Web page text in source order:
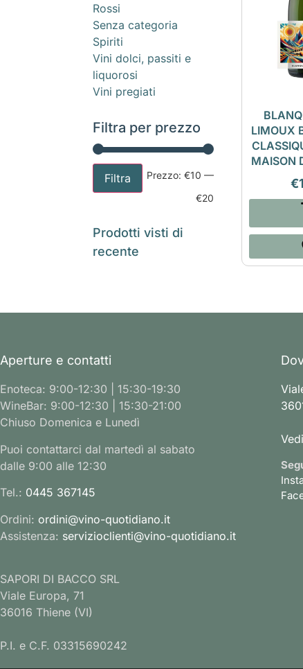
Rossi
Senza categoria
Spiriti
Vini dolci, passiti e
liquorosi
Vini pregiati
Filtra per prezzo
Filtra Prezzo:€10 —
€20
Prodotti visti di
recente
LIMOUX
MAISON
€
Aperture e contatti
Enoteca: 9:00-12:30 | 15:30-19:30
WineBar: 9:00-12:30 | 15:30-21:00
Chiuso Domenica e Lunedì
Puoi contattarci dal martedì al sabato
dalle 9:00 alle 12:30
Tel.: 0445 367145
Ordini: ordini@vino-quotidiano.it
Assistenza: servizioclienti@vino-quotidiano.it
SAPORI DI BACCO SRL
Viale Europa, 71
36016 Thiene (VI)
P.I. e C.F. 03315690242